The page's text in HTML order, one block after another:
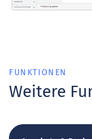
FUNKTIONEN
Weitere